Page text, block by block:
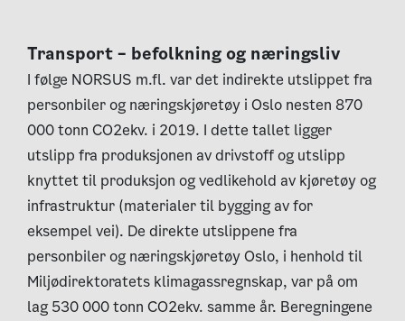
Transport – befolkning og næringsliv
I følge NORSUS m.fl. var det indirekte utslippet fra
personbiler og næringskjøretøy i Oslo nesten 870
000 tonn CO2ekv. i 2019. I dette tallet ligger
utslipp fra produksjonen av drivstoff og utslipp
knyttet til produksjon og vedlikehold av kjøretøy og
infrastruktur (materialer til bygging av for
eksempel vei). De direkte utslippene fra
personbiler og næringskjøretøy Oslo, i henhold til
Miljødirektoratets klimagassregnskap, var på om
lag 530 000 tonn CO2ekv. samme år. Beregningene